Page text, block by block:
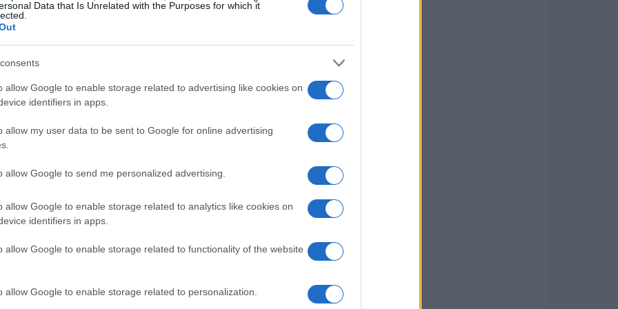
Data that Is Unrelated with the Purposes for which it
allow Google to enable storage related to advertising like cookies on
identifiers in apps.
allow my user data to be sent to Google for online advertising
allow Google to send me personalized advertising.
allow Google to enable storage related to analytics like cookies on
identifiers in apps.
allow Google to enable storage related to functionality of the website
allow Google to enable storage related to personalization.
macroeconómicos y por